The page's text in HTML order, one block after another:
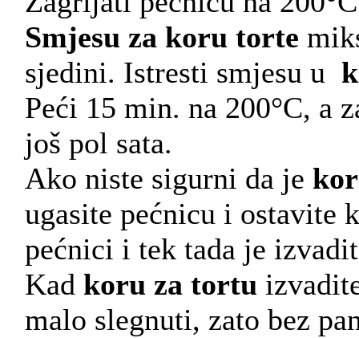
Smjesu za koru torte
sjedini. Istresti smjesu u
Peći 15 min. na 200°C, a
još pol sata.
Ako niste sigurni da je
ugasite pećnicu i ostavite
pećnici i tek tada je
Kad koru za tortu
malo slegnuti, zato bez